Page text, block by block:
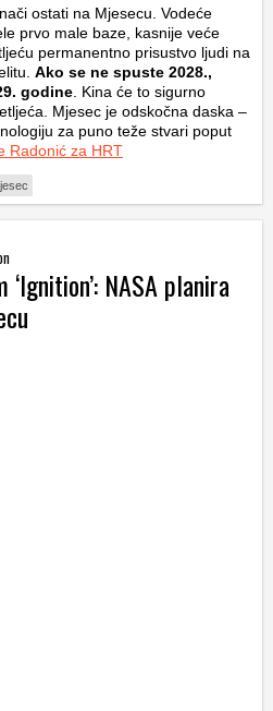
ostati na Mjesecu. Vodeće
prvo male baze, kasnije veće
permanentno prisustvo ljudi na
Ako se ne spuste 2028.,
godine. Kina će to sigurno
Mjesec je odskočna daska –
za puno teže stvari poput
Radonić za HRT
NASA planira